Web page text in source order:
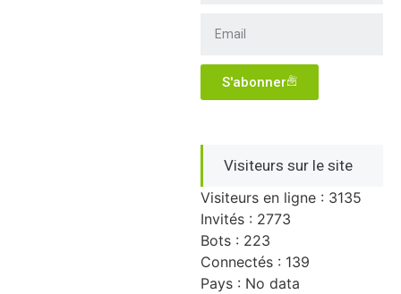
S'abonner
Visiteurs sur le site
Visiteurs en ligne : 3135
Invités : 2773
Bots : 223
Connectés : 139
Pays : No data